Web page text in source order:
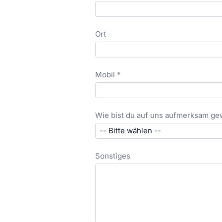
Ort
Mobil *
Wie bist du auf uns aufmerksam
Sonstiges